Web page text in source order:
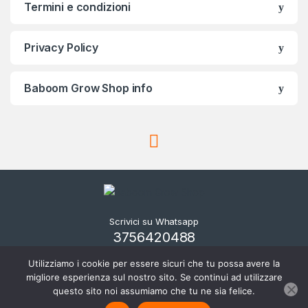
Termini e condizioni
Privacy Policy
Baboom Grow Shop info
Scrivici su Whatsapp
3756420488
Utilizziamo i cookie per essere sicuri che tu possa avere la
migliore esperienza sul nostro sito. Se continui ad utilizzare
questo sito noi assumiamo che tu ne sia felice.